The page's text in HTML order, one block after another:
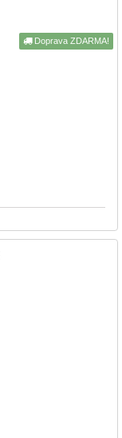
Doprava ZDARMA!